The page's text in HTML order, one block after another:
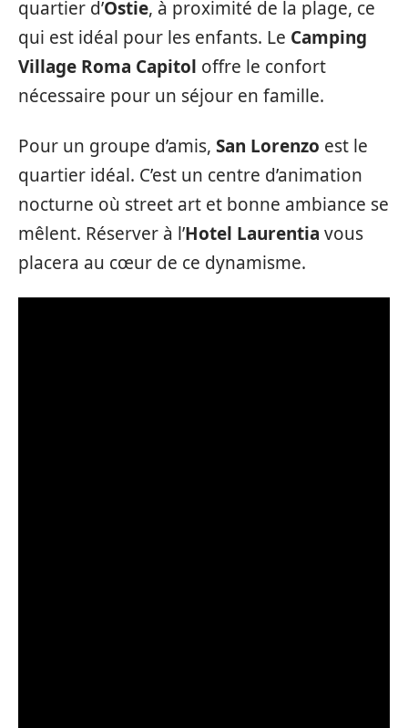
quartier d’Ostie, à proximité de la plage, ce
qui est idéal pour les enfants. Le Camping
Village Roma Capitol offre le confort
nécessaire pour un séjour en famille.
Pour un groupe d’amis, San Lorenzo est le
quartier idéal. C’est un centre d’animation
nocturne où street art et bonne ambiance se
mêlent. Réserver à l’Hotel Laurentia vous
placera au cœur de ce dynamisme.